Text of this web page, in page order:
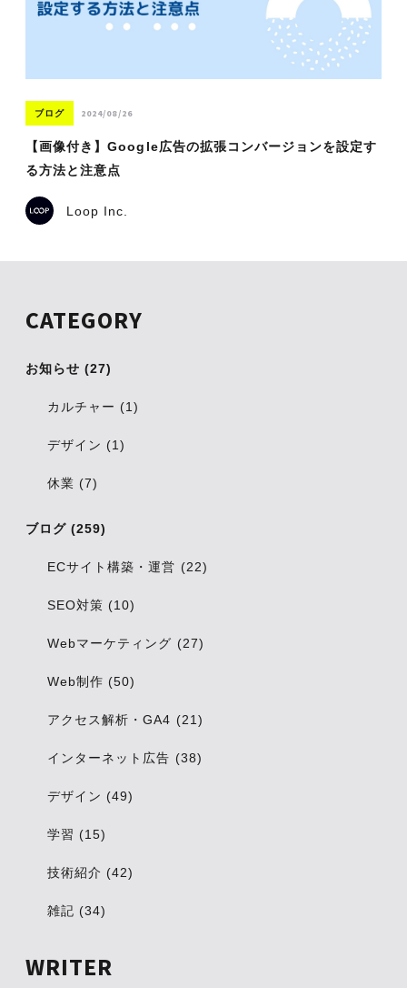
ブログ 2024/08/26
【画像付き】Google広告の拡張コンバージョンを設定す
る方法と注意点
Loop Inc.
CATEGORY
お知らせ (27)
カルチャー (1)
デザイン (1)
休業 (7)
ブログ (259)
ECサイト構築・運営 (22)
SEO対策 (10)
Webマーケティング (27)
Web制作 (50)
アクセス解析・GA4 (21)
インターネット広告 (38)
デザイン (49)
学習 (15)
技術紹介 (42)
雑記 (34)
WRITER